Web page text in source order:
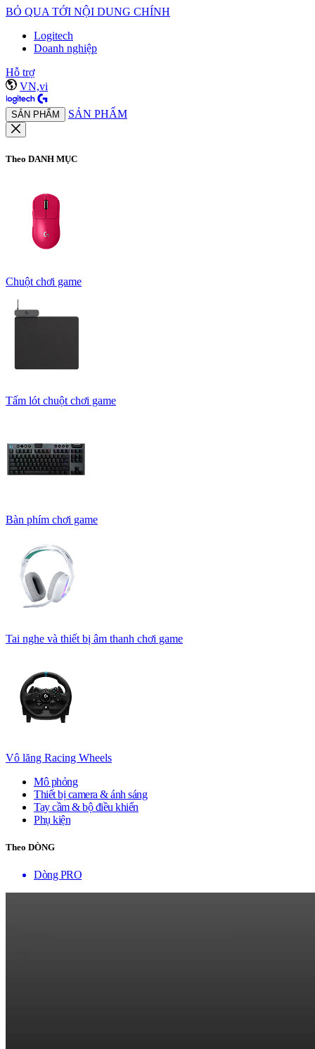
BỎ QUA TỚI NỘI DUNG CHÍNH
Logitech
Doanh nghiệp
Hỗ trợ
VN,vi
SẢN PHẨM SẢN PHẨM
Theo DANH MỤC
Chuột chơi game
Tấm lót chuột chơi game
Bàn phím chơi game
Tai nghe và thiết bị âm thanh chơi game
Vô lăng Racing Wheels
Mô phỏng
Thiết bị camera & ánh sáng
Tay cầm & bộ điều khiển
Phụ kiện
Theo DÒNG
Dòng PRO